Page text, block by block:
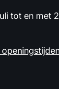
tot en met